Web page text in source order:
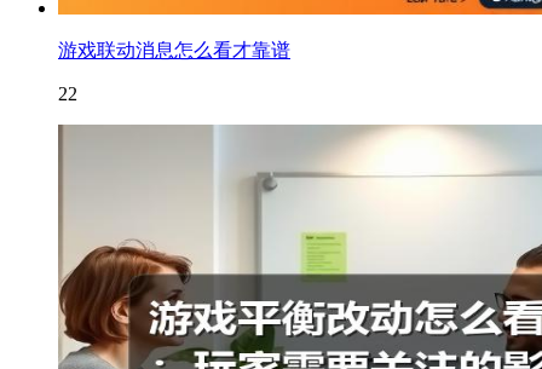
游戏联动消息怎么看才靠谱
22